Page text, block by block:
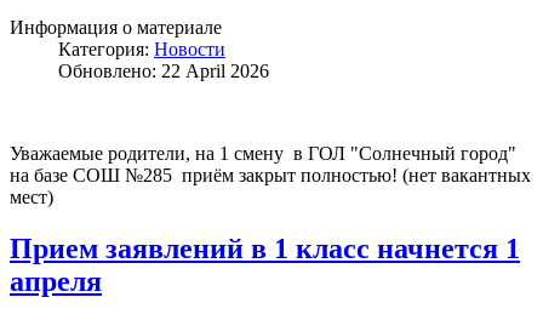
Информация о материале
Категория: Новости
Обновлено: 22 April 2026
Уважаемые родители, на 1 смену в ГОЛ "Солнечный город"
на базе СОШ №285 приём закрыт полностью! (нет вакантных
мест)
Прием заявлений в 1 класс начнется 1
апреля